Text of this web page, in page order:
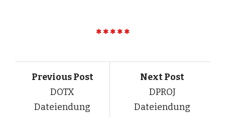
Previous Post
DOTX
Dateiendung
Next Post
DPROJ
Dateiendung